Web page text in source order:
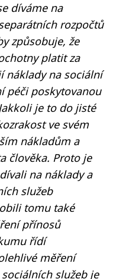
díváme na
rozpočtů
způsobuje, že
platit za
náklady na sociální
péči poskytovanou
je to do jisté
ve svém
nákladům a
člověka. Proto je
na náklady a
služeb
tomu také
přínosů
řídí
měření
služeb je